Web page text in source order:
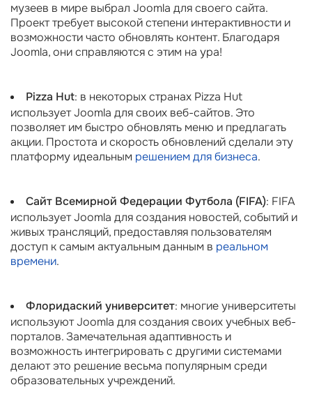
музеев в мире выбрал Joomla для своего сайта.
Проект требует высокой степени интерактивности и
возможности часто обновлять контент. Благодаря
Joomla, они справляются с этим на ура!
Pizza Hut: в некоторых странах Pizza Hut
использует Joomla для своих веб-сайтов. Это
позволяет им быстро обновлять меню и предлагать
акции. Простота и скорость обновлений сделали эту
платформу идеальным решением для бизнеса.
Сайт Всемирной Федерации Футбола (FIFA): FIFA
использует Joomla для создания новостей, событий и
живых трансляций, предоставляя пользователям
доступ к самым актуальным данным в реальном
времени.
Флоридаский университет: многие университеты
используют Joomla для создания своих учебных веб-
порталов. Замечательная адаптивность и
возможность интегрировать с другими системами
делают это решение весьма популярным среди
образовательных учреждений.